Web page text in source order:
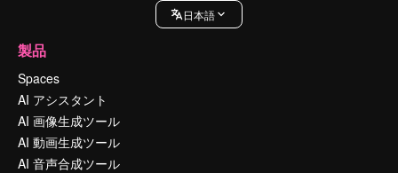
日本語
製品
Spaces
AI アシスタント
AI 画像生成ツール
AI 動画生成ツール
AI 音声合成ツール